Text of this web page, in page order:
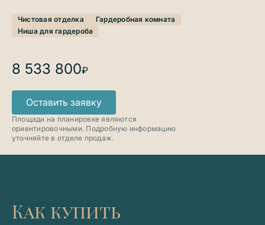
Чистовая отделка
Гардеробная комната
Ниша для гардероба
8 533 800₽
Оставить заявку
Площади на планировке являются
ориентировочными. Подробную информацию
уточняйте в отделе продаж.
Как купить